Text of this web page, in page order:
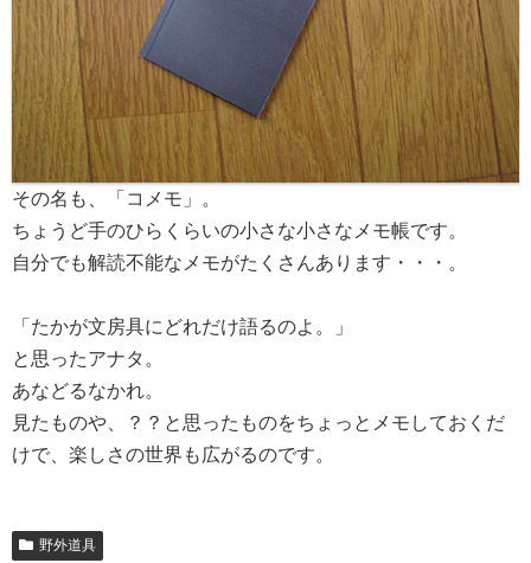
その名も、「コメモ」。
ちょうど手のひらくらいの小さな小さなメモ帳です。
自分でも解読不能なメモがたくさんあります・・・。
「たかが文房具にどれだけ語るのよ。」
と思ったアナタ。
あなどるなかれ。
見たものや、？？と思ったものをちょっとメモしておくだ
けで、楽しさの世界も広がるのです。
野外道具